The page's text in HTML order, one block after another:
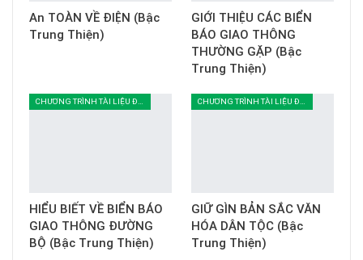
An TOÀN VỀ ĐIỆN (Bậc
Trung Thiện)
GIỚI THIỆU CÁC BIỂN
BÁO GIAO THÔNG
THƯỜNG GẶP (Bậc
Trung Thiện)
HIỂU BIẾT VỀ BIỂN BÁO
GIAO THÔNG ĐƯỜNG
BỘ (Bậc Trung Thiện)
GIỮ GÌN BẢN SẮC VĂN
HÓA DÂN TỘC (Bậc
Trung Thiện)